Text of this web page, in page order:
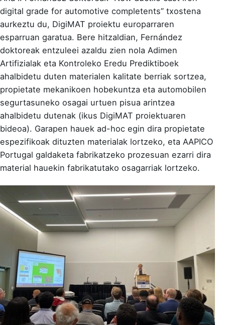
digital grade for automotive completents” txostena
aurkeztu du, DigiMAT proiektu europarraren
esparruan garatua. Bere hitzaldian, Fernández
doktoreak entzuleei azaldu zien nola Adimen
Artifizialak eta Kontroleko Eredu Prediktiboek
ahalbidetu duten materialen kalitate berriak sortzea,
propietate mekanikoen hobekuntza eta automobilen
segurtasuneko osagai urtuen pisua arintzea
ahalbidetu dutenak (ikus DigiMAT proiektuaren
bideoa). Garapen hauek ad-hoc egin dira propietate
espezifikoak dituzten materialak lortzeko, eta AAPICO
Portugal galdaketa fabrikatzeko prozesuan ezarri dira
material hauekin fabrikatutako osagarriak lortzeko.